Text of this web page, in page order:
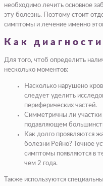
необходимо лечить основное
эту болезнь. Поэтому стоит
симптомы и лечение именно
Как
Для того, чтоб определить
несколько моментов:
Насколько нарушено
следует уделить
периферических частей.
Симметричны ли участки
подавляющем
Как долго проявляются
болезни Рейно? Точное
симптомы появляются в
чем 2 года.
Также используются